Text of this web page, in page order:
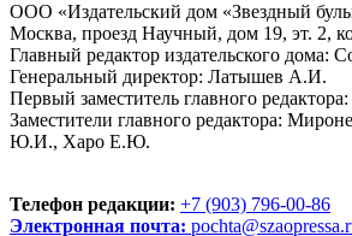
ООО «Издательский дом «Звездный
Москва, проезд Научный, дом 19, эт. 2,
Главный редактор издательского дома:
Генеральный директор: Латышев А.И.
Первый заместитель главного
Заместители главного редактора:
Ю.И., Харо Е.Ю.
Телефон редакции: +7 (903) 796-00-86
Электронная почта: